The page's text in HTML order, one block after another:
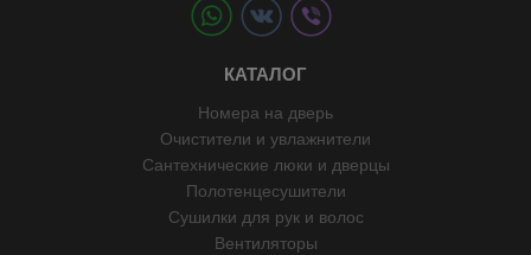
КАТАЛОГ
Номера на дверь
Очистители и увлажнители
Сантехнические люки и дверцы
Полотенцесушители
Сушилки для рук и волос
Вентиляторы